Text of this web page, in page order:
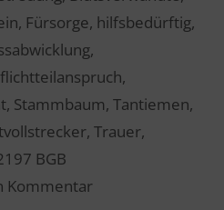
, Fürsorge, hilfsbedürftig,
,
,
, Stammbaum, Tantiemen,
, Trauer,
BGB
Kommentar